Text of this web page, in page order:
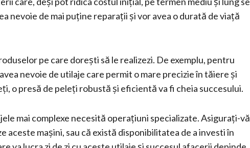
nevoie de mai puține reparații și vor avea o durată de viață
pe care dorești să le realizezi. De exemplu, pentru
nevoie de utilaje care permit o mare precizie în tăiere și
o presă de peleți robustă și eficientă va fi cheia succesului.
mai complexe necesită operațiuni specializate. Asigurați-vă
aceste mașini, sau că există disponibilitatea de a investi în